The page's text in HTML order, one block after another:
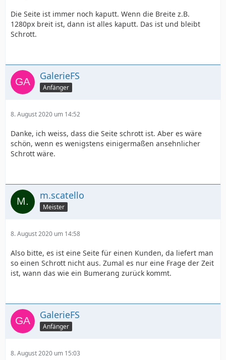
Die Seite ist immer noch kaputt. Wenn die Breite z.B.
1280px breit ist, dann ist alles kaputt. Das ist und bleibt
Schrott.
GalerieFS
Anfänger
8. August 2020 um 14:52
Danke, ich weiss, dass die Seite schrott ist. Aber es wäre
schön, wenn es wenigstens einigermaßen ansehnlicher
Schrott wäre.
m.scatello
Meister
8. August 2020 um 14:58
Also bitte, es ist eine Seite für einen Kunden, da liefert man
so einen Schrott nicht aus. Zumal es nur eine Frage der Zeit
ist, wann das wie ein Bumerang zurück kommt.
GalerieFS
Anfänger
8. August 2020 um 15:03